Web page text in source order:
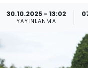
30.10.2025 - 13:02
YAYINLANMA
Gizlilik